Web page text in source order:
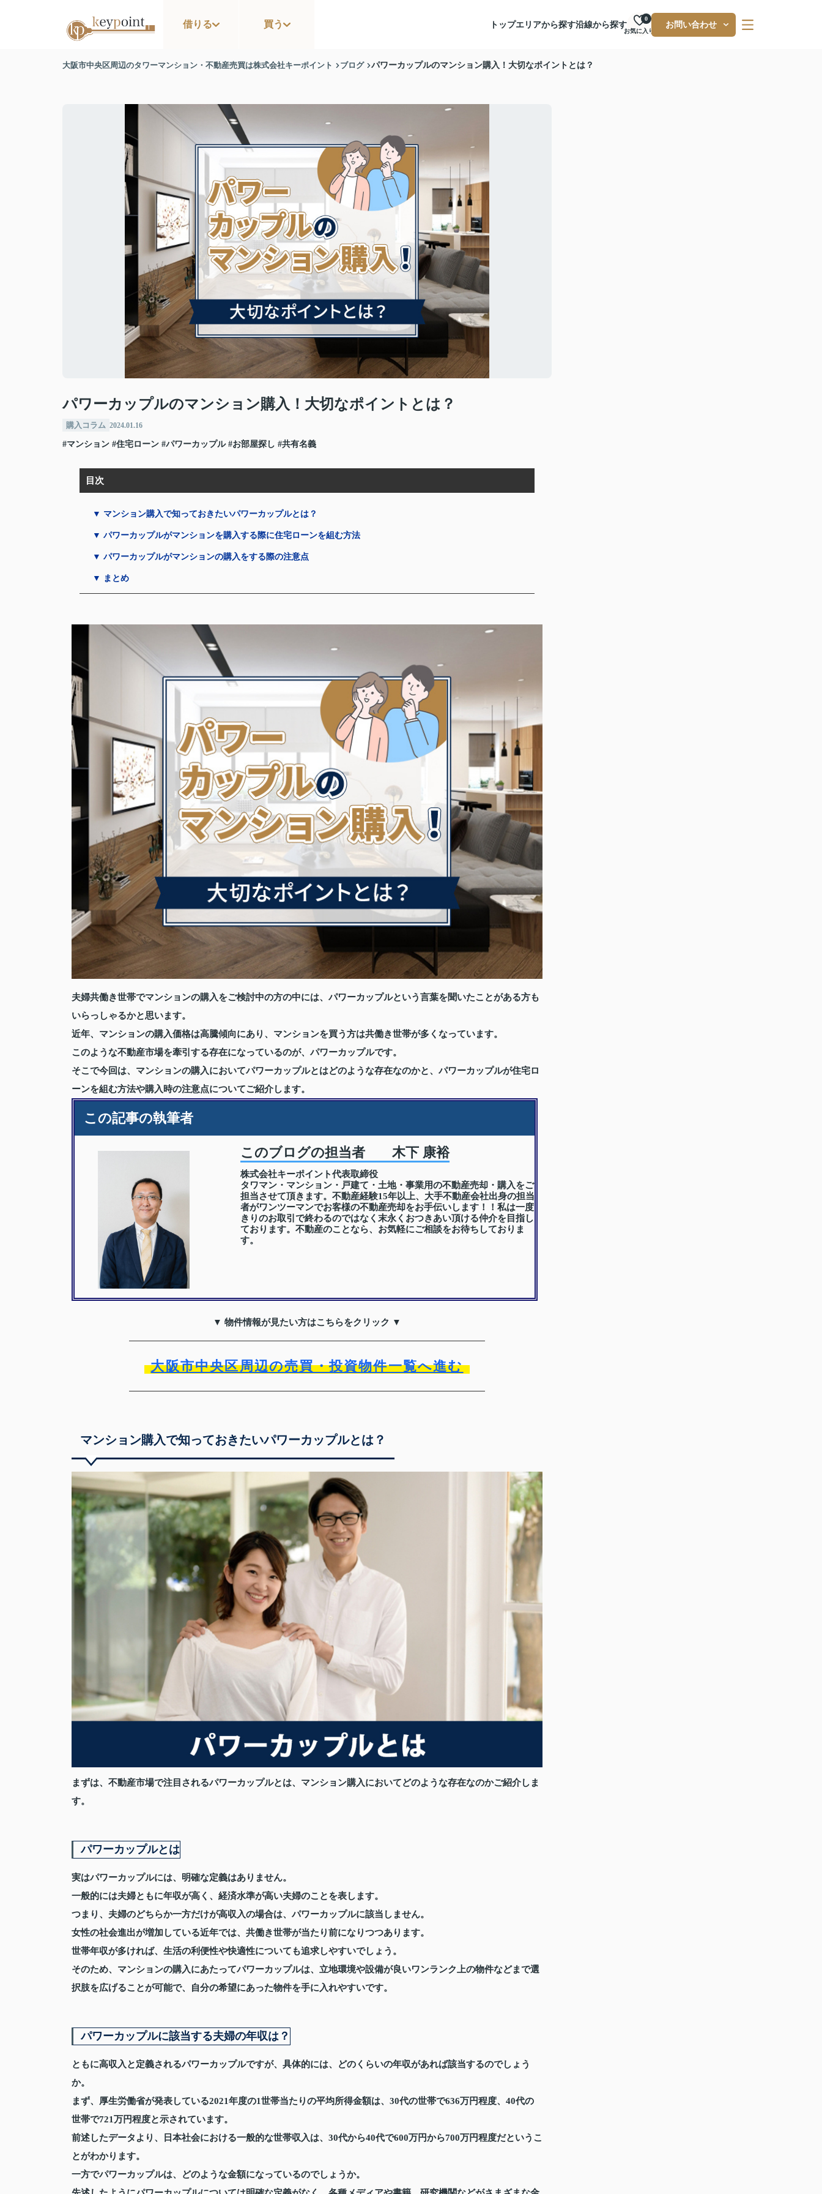
借りる 買う トップエリアから探す沿線から探す
お気に入り
0
お問い合わせ
大阪市中央区周辺のタワーマンション・不動産売買は株式会社キーポイント ブログ パワーカップルのマンション購入！大切なポイントとは？
パワーカップルのマンション購入！大切なポイントとは？
購入コラム 2024.01.16
#マンション #住宅ローン #パワーカップル #お部屋探し #共有名義
目次
▼ マンション購入で知っておきたいパワーカップルとは？
▼ パワーカップルがマンションを購入する際に住宅ローンを組む方法
▼ パワーカップルがマンションの購入をする際の注意点
▼ まとめ
夫婦共働き世帯でマンションの購入をご検討中の方の中には、パワーカップルという言葉を聞いたことがある方も
いらっしゃるかと思います。
近年、マンションの購入価格は高騰傾向にあり、マンションを買う方は共働き世帯が多くなっています。
このような不動産市場を牽引する存在になっているのが、パワーカップルです。
そこで今回は、マンションの購入においてパワーカップルとはどのような存在なのかと、パワーカップルが住宅ロ
ーンを組む方法や購入時の注意点についてご紹介します。
この記事の執筆者
このブログの担当者 木下 康裕
株式会社キーポイント代表取締役
タワマン・マンション・戸建て・土地・事業用の不動産売却・購入をご
担当させて頂きます。不動産経験15年以上、大手不動産会社出身の担当
者がワンツーマンでお客様の不動産売却をお手伝いします！！私は一度
きりのお取引で終わるのではなく末永くおつきあい頂ける仲介を目指し
ております。不動産のことなら、お気軽にご相談をお待ちしておりま
す。
▼ 物件情報が見たい方はこちらをクリック ▼
大阪市中央区周辺の売買・投資物件一覧へ進む
マンション購入で知っておきたいパワーカップルとは？
まずは、不動産市場で注目されるパワーカップルとは、マンション購入においてどのような存在なのかご紹介しま
す。
パワーカップルとは
実はパワーカップルには、明確な定義はありません。
一般的には夫婦ともに年収が高く、経済水準が高い夫婦のことを表します。
つまり、夫婦のどちらか一方だけが高収入の場合は、パワーカップルに該当しません。
女性の社会進出が増加している近年では、共働き世帯が当たり前になりつつあります。
世帯年収が多ければ、生活の利便性や快適性についても追求しやすいでしょう。
そのため、マンションの購入にあたってパワーカップルは、立地環境や設備が良いワンランク上の物件などまで選
択肢を広げることが可能で、自分の希望にあった物件を手に入れやすいです。
パワーカップルに該当する夫婦の年収は？
ともに高収入と定義されるパワーカップルですが、具体的には、どのくらいの年収があれば該当するのでしょう
か。
まず、厚生労働省が発表している2021年度の1世帯当たりの平均所得金額は、30代の世帯で636万円程度、40代の
世帯で721万円程度と示されています。
前述したデータより、日本社会における一般的な世帯収入は、30代から40代で600万円から700万円程度だというこ
とがわかります。
一方でパワーカップルは、どのような金額になっているのでしょうか。